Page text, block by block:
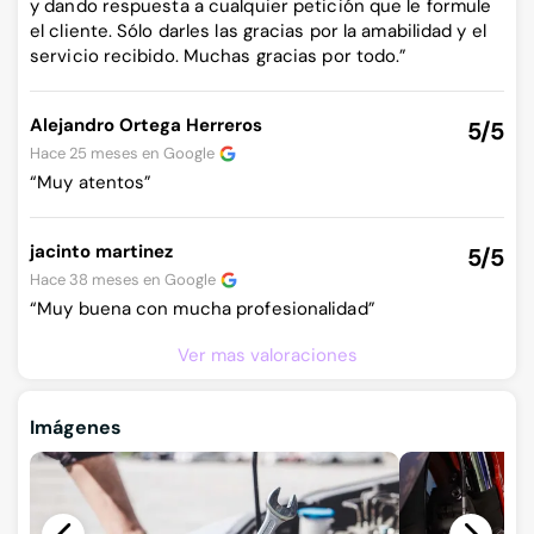
y dando respuesta a cualquier petición que le formule
el cliente. Sólo darles las gracias por la amabilidad y el
servicio recibido. Muchas gracias por todo.”
5/5
Alejandro Ortega Herreros
Hace 25 meses en Google
“Muy atentos”
5/5
jacinto martinez
Hace 38 meses en Google
“Muy buena con mucha profesionalidad”
Ver mas valoraciones
Imágenes